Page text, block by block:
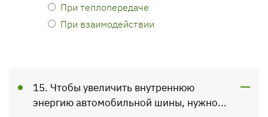
При теплопередаче
При взаимодействии
15. Чтобы увеличить внутреннюю
энергию автомобильной шины, нужно...